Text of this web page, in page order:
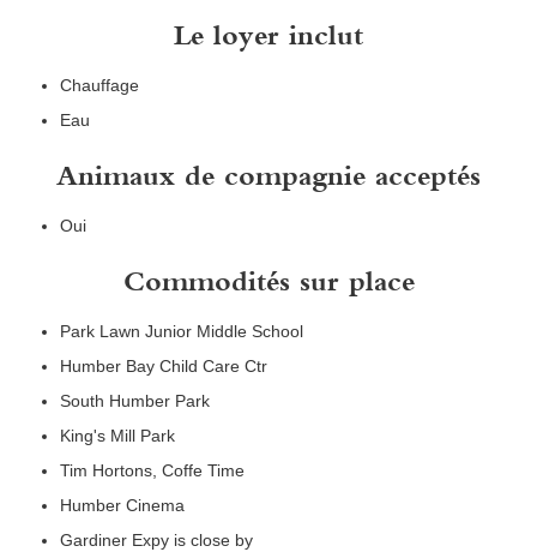
Le loyer inclut
Chauffage
Eau
Animaux de compagnie acceptés
Oui
Commodités sur place
Park Lawn Junior Middle School
Humber Bay Child Care Ctr
South Humber Park
King's Mill Park
Tim Hortons, Coffe Time
Humber Cinema
Gardiner Expy is close by